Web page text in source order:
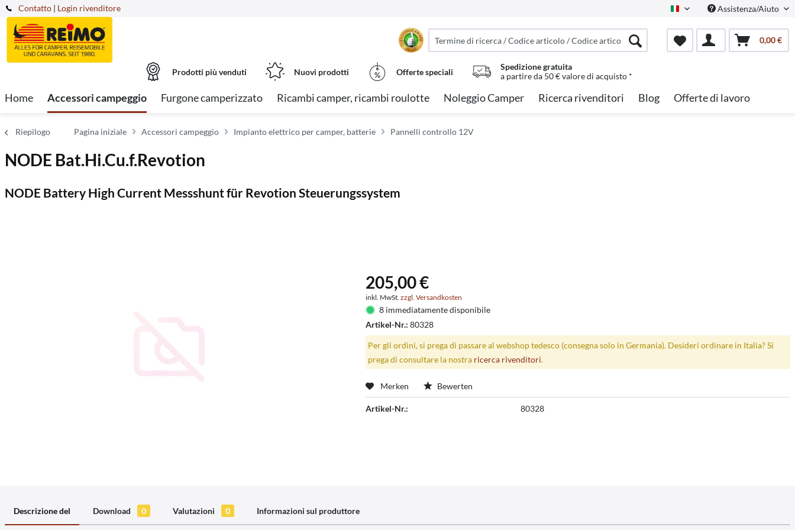
Contatto Italian Assistenza/Aiuto
| Login rivenditore
0,00 €
Prodotti più venduti Nuovi prodotti Offerte speciali
Spedizione gratuita
a partire da 50 € valore di acquisto *
Home Accessori campeggio Furgone camperizzato Ricambi camper, ricambi roulotte Noleggio Camper Ricerca rivenditori Blog Offerte di lavoro
Riepilogo Pagina iniziale Accessori campeggio Impianto elettrico per camper, batterie Pannelli controllo 12V
NODE Bat.Hi.Cu.f.Revotion
NODE Battery High Current Messshunt für Revotion Steuerungssystem
205,00 €
inkl. MwSt. zzgl. Versandkosten
8 immediatamente disponibile
Artikel-Nr.: 80328
Per gli ordini, si prega di passare al webshop tedesco (consegna solo in Germania). Desideri ordinare in Italia? Si
prega di consultare la nostra ricerca rivenditori.
Merken Bewerten
Artikel-Nr.: 80328
Descrizione del Download 0 Valutazioni 0 Informazioni sul produttore